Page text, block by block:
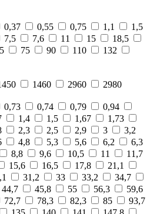
0,37 0,55 0,75 1,1
1,5
7,5 7,6 11 15
18,5
75 90 110
132
1460 2960
2980
0,73 0,74 0,79
0,94
1,4 1,5 1,67
1,73
2,3 2,5 2,9 3
3,2
4,8 5,3 5,6 6,2
6,3
8,8 9,6 10,5 11
11,7
15,6 16,5 17,8
21,1
31,2 33 33,2
34,7
44,7 45,8 55 56,3
59,6
72,7 78,3 82,3 85
93,7